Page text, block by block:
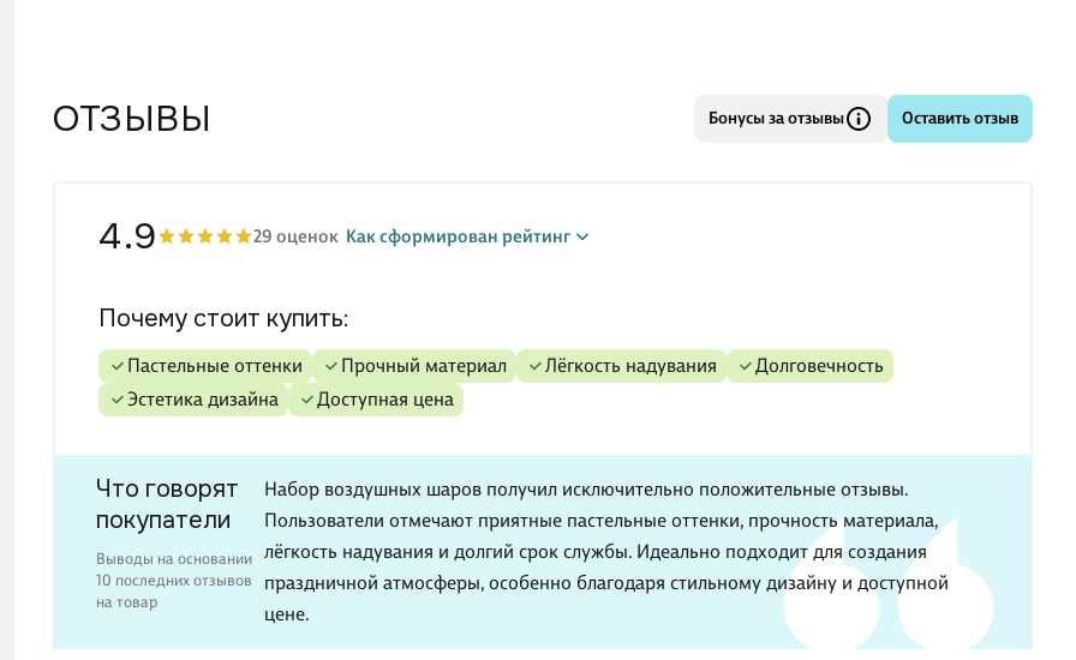
ОТЗЫВЫ Бонусы за отзывы Оставить отзыв
4.9 29 оценок Как сформирован рейтинг
Почему стоит купить:
Пастельные оттенки Прочный материал Лёгкость надувания
Долговечность
Эстетика дизайна
Доступная цена
Что говорят
покупатели
Выводы на основании
10 последних отзывов
на товар
Набор воздушных шаров получил исключительно положительные отзывы.
Пользователи отмечают приятные пастельные оттенки, прочность материала,
лёгкость надувания и долгий срок службы. Идеально подходит для создания
праздничной атмосферы, особенно благодаря стильному дизайну и доступной
цене.